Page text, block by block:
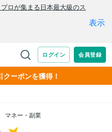
ーポンを獲得！
マネー・副業